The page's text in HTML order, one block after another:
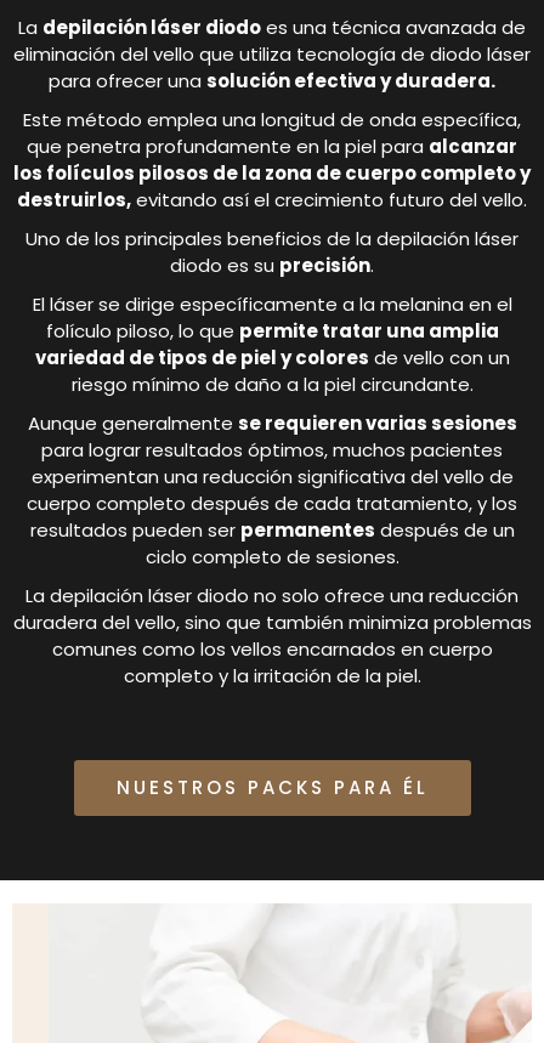
La depilación láser diodoes una técnica avanzada de
eliminación del vello que utiliza tecnología de diodo láser
para ofrecer una solución efectiva y duradera.
Este método emplea una longitud de onda específica,
que penetra profundamente en la piel para alcanzar
los folículos pilosos de la zona de cuerpo completo y
destruirlos,evitando así el crecimiento futuro del vello.
Uno de los principales beneficios de la depilación láser
diodo es su precisión.
El láser se dirige específicamente a la melanina en el
folículo piloso, lo que permite tratar una amplia
variedad de tipos de piel y colores de vello con un
riesgo mínimo de daño a la piel circundante.
Aunque generalmente se requieren varias sesiones
para lograr resultados óptimos, muchos pacientes
experimentan una reducción significativa del vello de
cuerpo completo después de cada tratamiento, y los
resultados pueden ser permanentes después de un
ciclo completo de sesiones.
La depilación láser diodo no solo ofrece una reducción
duradera del vello, sino que también minimiza problemas
comunes como los vellos encarnados en cuerpo
completo y la irritación de la piel.
NUESTROS PACKS PARA ÉL